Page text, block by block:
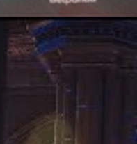
que define el Major
en IEM Cologne Major
vs ropz y cómo vivir el